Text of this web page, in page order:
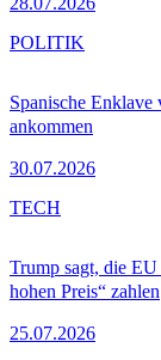
Spanische Enklave
ankommen
30.07.2026
POLITIK
Trump sagt, die
hohen Preis“ zahlen
25.07.2026
TECH